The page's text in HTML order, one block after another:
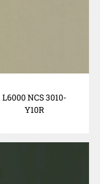
L6000 NCS 3010-
Y10R